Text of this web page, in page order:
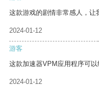
这款游戏的剧情非常感人，让
2024-01-12
游客
这款加速器VPM应用程序可以
2024-01-12